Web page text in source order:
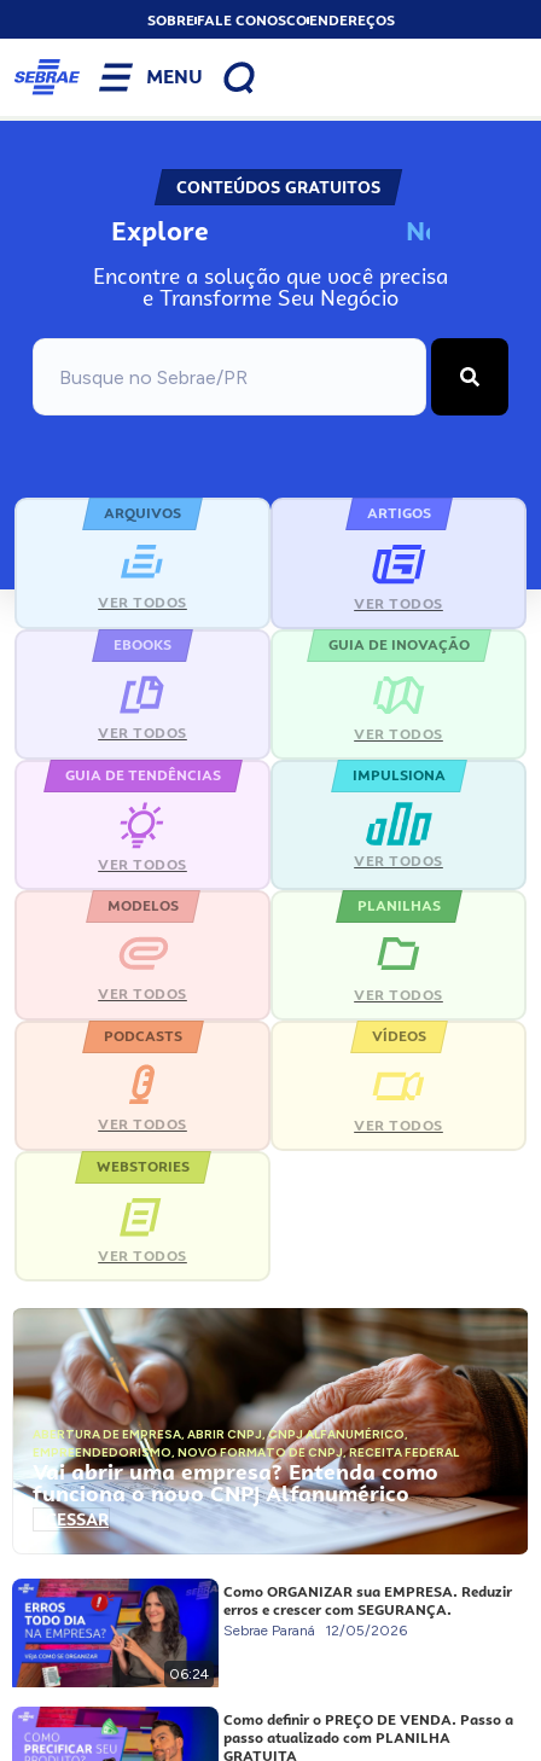
SOBREFALE CONOSCOENDEREÇOS
MENU
CONTEÚDOS GRATUITOS
Explore N
Encontre a solução que você precisa
e Transforme Seu Negócio
ARQUIVOS
VER TODOS
ARTIGOS
VER TODOS
EBOOKS
VER TODOS
GUIA DE INOVAÇÃO
VER TODOS
GUIA DE TENDÊNCIAS
VER TODOS
IMPULSIONA
VER TODOS
MODELOS
VER TODOS
PLANILHAS
VER TODOS
PODCASTS
VER TODOS
VÍDEOS
VER TODOS
WEBSTORIES
VER TODOS
ABERTURA DE EMPRESA, ABRIR CNPJ,CNPJ ALFANUMÉRICO,
EMPREENDEDORISMO, NOVO FORMATO DE CNPJ,RECEITA FEDERAL
Vai abrir uma empresa? Entenda como
funciona o novo CNPJ Alfanumérico
ACESSAR
06:24
Como ORGANIZAR sua EMPRESA. Reduzir
erros e crescer com SEGURANÇA.
Sebrae Paraná 12/05/2026
Como definir o PREÇO DE VENDA. Passo a
passo atualizado com PLANILHA
GRATUITA